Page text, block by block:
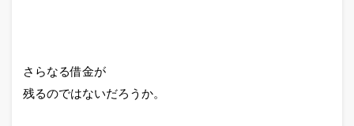
さらなる借金が
残るのではないだろうか。